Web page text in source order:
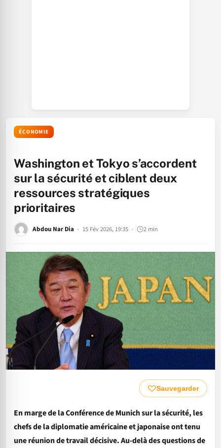
ÉCONOMIE
Washington et Tokyo s’accordent
sur la sécurité et ciblent deux
ressources stratégiques
prioritaires
Abdou Nar Dia 15 Fév 2026, 19:35 2 min
Sauvegarder
En marge de la Conférence de Munich sur la sécurité, les
chefs de la diplomatie américaine et japonaise ont tenu
une réunion de travail décisive. Au-delà des questions de